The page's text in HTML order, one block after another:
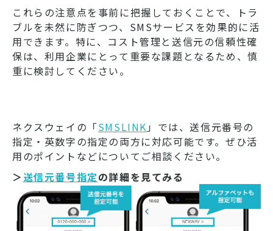
これらの注意点を事前に把握しておくことで、トラ
ブルを未然に防ぎつつ、SMSサービスを効果的に活
用できます。特に、コスト管理と送信元の信頼性確
保は、利用企業にとって重要な課題となるため、慎
重に検討してください。
ネクスウェイの「SMSLINK」では、送信元番号の
指定・英数字の指定の両方に対応可能です。ぜひ活
用のポイントなどについてご相談ください。
＞ 送信元番号指定の詳細を見てみる